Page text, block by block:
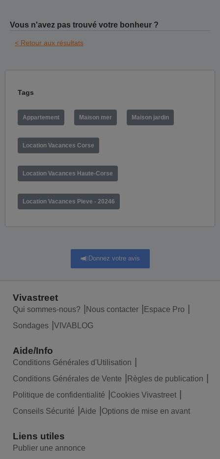
Vous n'avez pas trouvé votre bonheur ?
< Retour aux résultats
Tags
Appartement Maison mer Maison jardin
Location Vacances Corse
Location Vacances Haute-Corse
Location Vacances Pieve - 20246
Donnez votre avis
Vivastreet
Qui sommes-nous? Nous contacter
Espace Pro
Sondages
VIVABLOG
Aide/Info
Conditions Générales d'Utilisation
Conditions Générales de Vente
Règles de publication
Politique de confidentialité
Cookies Vivastreet
Conseils Sécurité
Aide Options de mise en avant
Liens utiles
Publier une annonce